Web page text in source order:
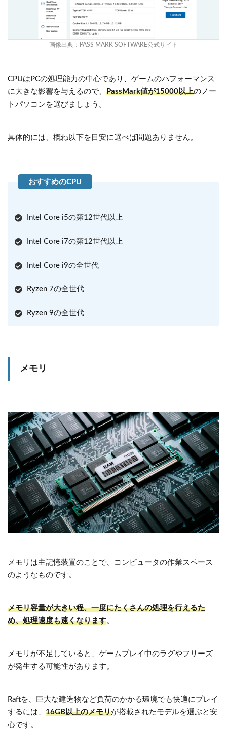
画像出典： PASS MARK SOFTWARE公式サイト
CPUはPCの処理能力の中心であり、ゲームのパフォーマンス
に大きな影響を与えるので、 PassMark値が15000以上のノー
トパソコンを選びましょう。
具体的には、概ね以下を目安に選べば問題ありません。
Intel Core i5の第12世代以上
Intel Core i7の第12世代以上
Intel Core i9の全世代
Ryzen 7の全世代
Ryzen 9の全世代
メモリ
メモリは主記憶装置のことで、コンピュータの作業スペース
のようなものです。
メモリ容量が大きい程、一度にたくさんの処理を行えるた
め、処理速度も速くなります。
メモリが不足していると、ゲームプレイ中のラグやフリーズ
が発生する可能性があります。
Raftを、巨大な建造物など負荷のかかる環境でも快適にプレイ
するには、 16GB以上のメモリが搭載されたモデルを選ぶと安
心です。